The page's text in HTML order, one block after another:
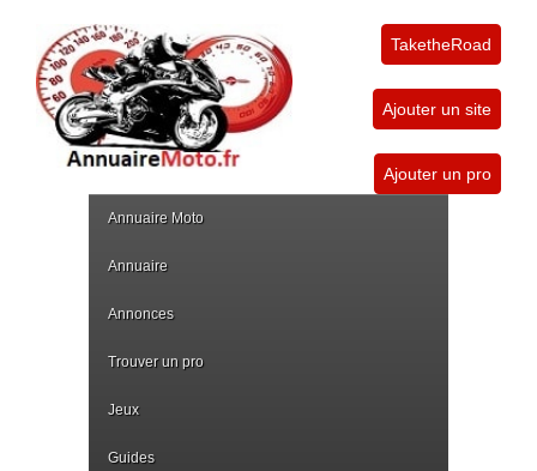
TaketheRoad
Ajouter un site
Ajouter un pro
Annuaire Moto
Annuaire
Annonces
Trouver un pro
Jeux
Guides